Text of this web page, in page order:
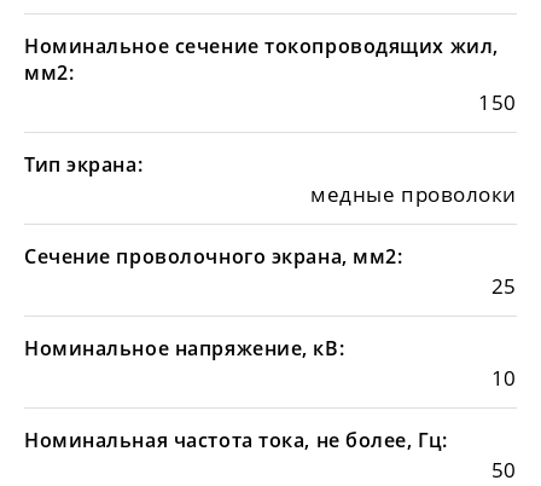
Номинальное сечение токопроводящих жил,
мм2:
150
Тип экрана:
медные проволоки
Сечение проволочного экрана, мм2:
25
Номинальное напряжение, кВ:
10
Номинальная частота тока, не более, Гц:
50